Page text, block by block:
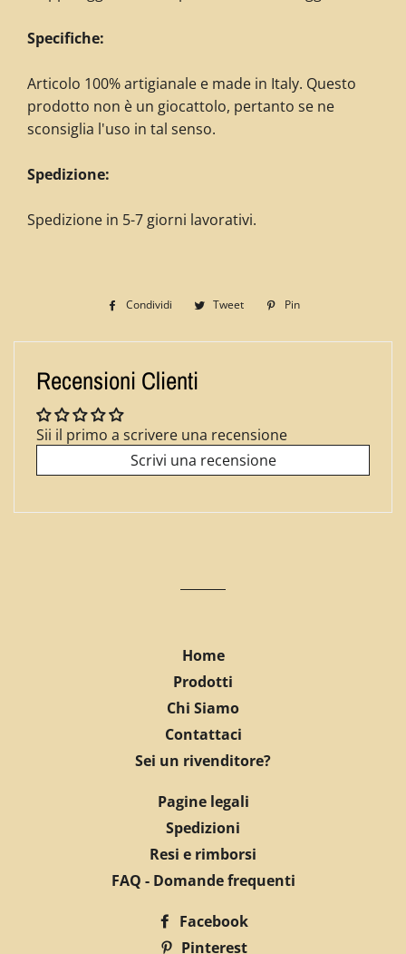
Specifiche:
Articolo 100% artigianale e made in Italy. Questo
prodotto non è un giocattolo, pertanto se ne
sconsiglia l'uso in tal senso.
Spedizione:
Spedizione in 5-7 giorni lavorativi.
Condividi
Condividi
Facebook
Tweet
Twitta
Twitter
Pin
Pinterest
Recensioni Clienti
Sii il primo a scrivere una recensione
Scrivi una recensione
Home
Prodotti
Chi Siamo
Contattaci
Sei un rivenditore?
Pagine legali
Spedizioni
Resi e rimborsi
FAQ - Domande frequenti
Facebook
Pinterest